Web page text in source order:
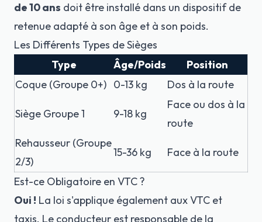
de 10 ans doit être installé dans un dispositif de
retenue adapté à son âge et à son poids.
Les Différents Types de Sièges
Type
Âge/Poids
Position
Coque (Groupe 0+) 0-13 kg Dos à la route
Siège Groupe 1 9-18 kg
Face ou dos à la
route
Rehausseur (Groupe
2/3)
15-36 kg Face à la route
Est-ce Obligatoire en VTC ?
Oui ! La loi s'applique également aux VTC et
taxis. Le conducteur est responsable de la